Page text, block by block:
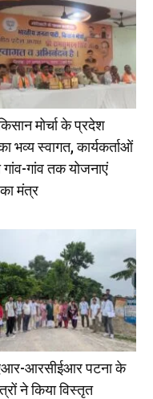
मोर्चा के प्रदेश
भव्य स्वागत, कार्यकर्ताओं
गांव-गांव तक योजनाएं
मंत्र
आरसीईआर पटना के
ने किया विस्तृत